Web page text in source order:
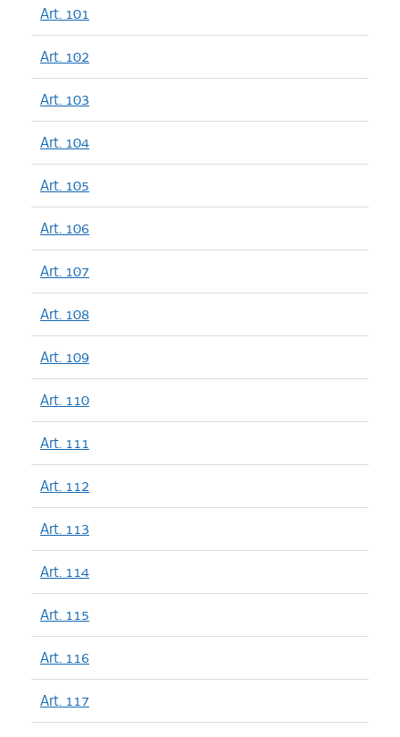
Art. 101
Art. 102
Art. 103
Art. 104
Art. 105
Art. 106
Art. 107
Art. 108
Art. 109
Art. 110
Art. 111
Art. 112
Art. 113
Art. 114
Art. 115
Art. 116
Art. 117